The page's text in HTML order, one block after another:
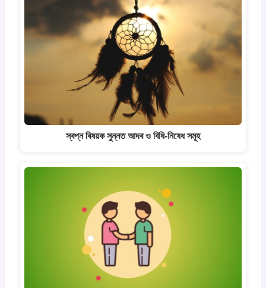
স্বপ্ন বিষয়ক সুন্নত আদব ও বিধি-নিষেধ সমূহ